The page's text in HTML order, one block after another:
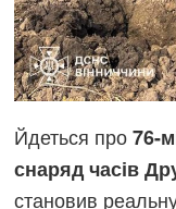
Йдеться про76-
снаряд часів
становив